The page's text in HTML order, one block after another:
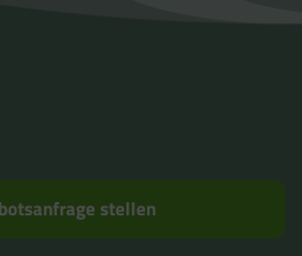
stellen